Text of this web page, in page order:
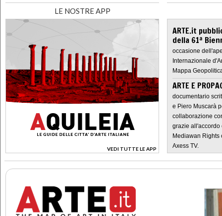
LE NOSTRE APP
VEDI TUTTE LE APP
>
ARTE.it
della 61ª
occasione
Internazionale
Mappa
ARTE E
documentario
e Piero Muscarà
collaborazione
grazie all'accordo
Mediawan Rights
Axess TV.